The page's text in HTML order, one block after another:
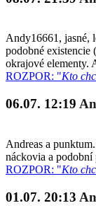
Andy16661, jasné,
podobné existencie
okrajové elementy.
ROZPOR: "Kto
06.07. 12:19
Andreas a
náckovia a
ROZPOR: "Kto
01.07. 20:13